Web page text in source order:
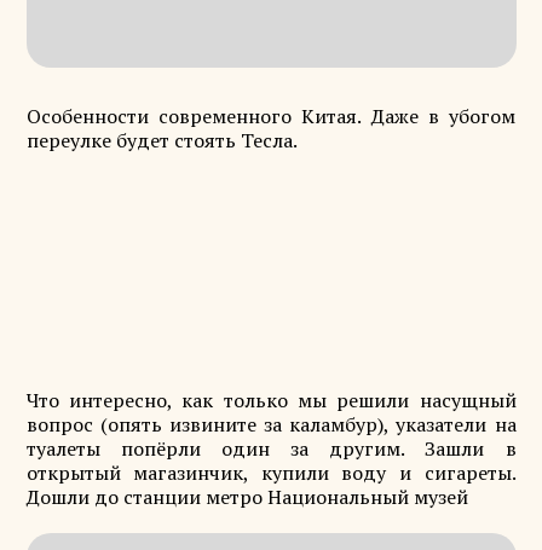
Особенности современного Китая. Даже в убогом
переулке будет стоять Тесла.
Что интересно, как только мы решили насущный
вопрос (опять извините за каламбур), указатели на
туалеты попёрли один за другим. Зашли в
открытый магазинчик, купили воду и сигареты.
Дошли до станции метро Национальный музей